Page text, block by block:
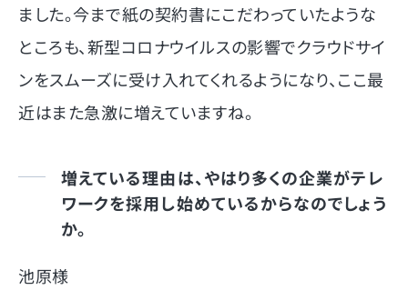
ました。今まで紙の契約書にこだわっていたような
ところも、新型コロナウイルスの影響でクラウドサイ
ンをスムーズに受け入れてくれるようになり、ここ最
近はまた急激に増えていますね。
増えている理由は、やはり多くの企業がテレ
ワークを採用し始めているからなのでしょう
か。
池原様